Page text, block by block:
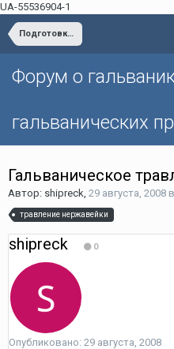
UA-55536904-1
Подготовка поверхности
Форум о
гальванических
Гальваническое
Автор: shipreck, 29 августа, 2008 в
травление нержавейки
shipreck 0
Опубликовано: 29 августа, 2008